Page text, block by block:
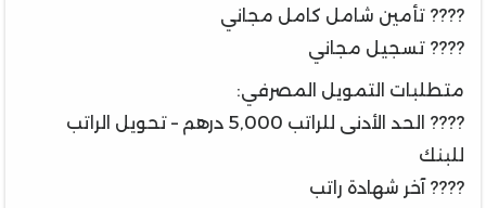
???? تأمين شامل كامل مجاني
???? تسجيل مجاني
متطلبات التمويل المصرفي:
???? الحد الأدنى للراتب 5,000 درهم – تحويل الراتب
للبنك
???? آخر شهادة راتب